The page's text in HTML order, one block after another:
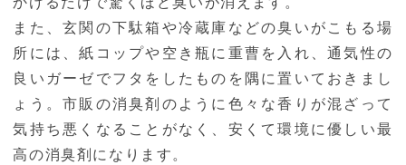
また、玄関の下駄箱や冷蔵庫などの臭いがこもる場
所には、紙コップや空き瓶に重曹を入れ、通気性の
良いガーゼでフタをしたものを隅に置いておきまし
ょう。市販の消臭剤のように色々な香りが混ざって
気持ち悪くなることがなく、安くて環境に優しい最
高の消臭剤になります。